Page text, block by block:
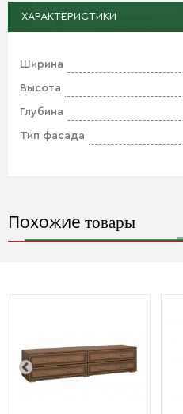
ХАРАКТЕРИСТИКИ
Ширина
Высота
Глубина
Тип фасада
Похожие товары